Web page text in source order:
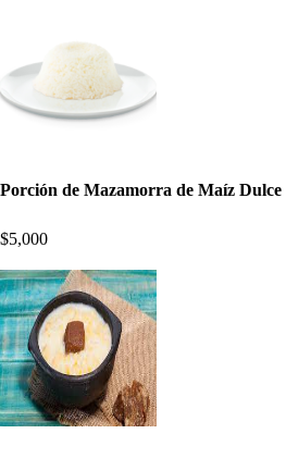
Porción de Mazamorra de Maíz Dulce
$5,000